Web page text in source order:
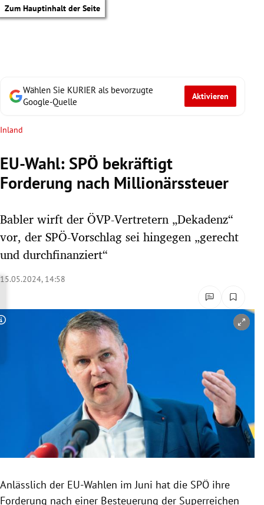
Zum Hauptinhalt der Seite
Untermenü
Untermenü
Untermenü
Untermenü
Untermenü
Wählen Sie KURIER als bevorzugte
Google-Quelle
Aktivieren
Inland
EU-Wahl: SPÖ bekräftigt
Forderung nach Millionärssteuer
Babler wirft der ÖVP-Vertretern „Dekadenz“
vor, der SPÖ-Vorschlag sei hingegen „gerecht
und durchfinanziert“
15.05.2024, 14:58
Copyright-Hinweis öffnen/schließen
Anlässlich der EU-Wahlen im Juni hat die SPÖ ihre
Forderung nach einer Besteuerung der Superreichen